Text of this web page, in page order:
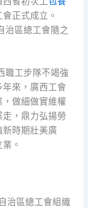
正式成立。
治區總工會隨之
職工步隊不竭強
來，廣西工會
做細做實維權
，鼎力弘揚勞
時期壯美廣
。
治區總工會組織